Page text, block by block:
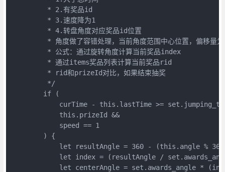
         * 2.有奖品id
         * 3.速度降为1
         * 4.转盘角度对应奖品id位置
* 角度做了容错处理，当前角度范围中心位置，偏移量
         * 公式：通过旋转角度计算当前奖品index
         * 通过items奖品列表计算当前奖品rid
         * rid和prizeId对比，如果结束抽奖
         */
        if (
curTime - this.lastTime >=
            this.prizeId &&
            speed == 1
        ) {
let resultAngle = 360 - (this.angle %
let index = (resultAngle /
let centerAngle = set.awards_angle *